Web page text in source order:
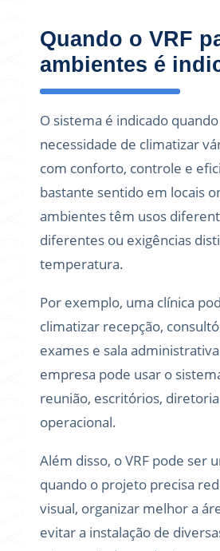
Quando o VRF
ambientes é
O sistema é indicado
necessidade de climatizar
com conforto, controle e
bastante sentido em locais
ambientes têm usos
diferentes ou exigências
temperatura.
Por exemplo, uma clínica
climatizar recepção,
exames e sala
empresa pode usar o
reunião, escritórios,
operacional.
Além disso, o VRF pode ser
quando o projeto precisa
visual, organizar melhor a
evitar a instalação de